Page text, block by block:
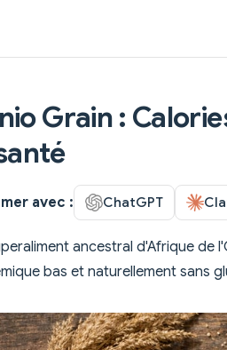
Grain :
avec : ChatGPT
ancestral d'Afrique de
bas et naturellement sans